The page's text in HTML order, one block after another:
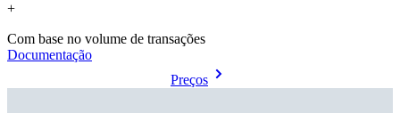
+
Com base no volume de transações
Documentação
Preços